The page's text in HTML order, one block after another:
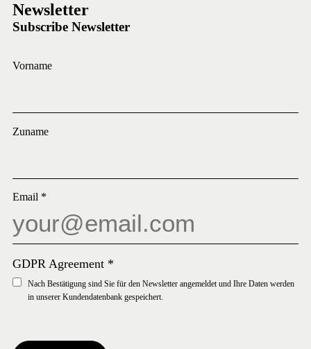
Newsletter
Subscribe Newsletter
Vorname
Zuname
Email *
GDPR Agreement *
Nach Bestätigung sind Sie für den Newsletter angemeldet und Ihre Daten werden
in unserer Kundendatenbank gespeichert.